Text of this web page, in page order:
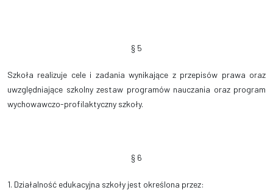
§ 5
Szkoła realizuje cele i zadania wynikające z przepisów prawa oraz
uwzględniające szkolny zestaw programów nauczania oraz program
wychowawczo-profilaktyczny szkoły.
§ 6
1. Działalność edukacyjna szkoły jest określona przez: